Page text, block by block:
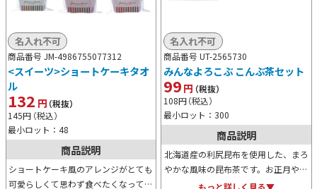
商品番号 JM-4986755077312
<スイーツ>ショートケーキタオ
ル
132 円（税抜）
145円（税込）
最小ロット：48
名入れ不可
商品説明
ショートケーキ風のアレンジがとても
可愛らしくて思わず食べたくなってし
商品番号 UT-2565730
みんなよろこぶ こんぶ茶セット
99円（税抜）
108円（税込）
最小ロット：300
名入れ不可
商品説明
北海道産の利尻昆布を使用した、まろ
やかな風味の昆布茶です。お正月や節
分に飲む梅昆布茶は福を呼ぶ縁起茶と